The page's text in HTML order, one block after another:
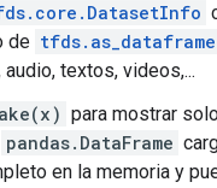
de tfds.as_dataframe
audio, textos, videos,...
para mostrar
pandas.DataFrame
en la memoria y